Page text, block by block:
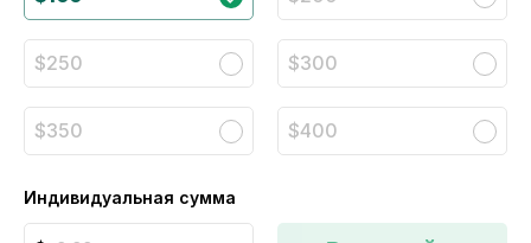
$250 $300
$350 $400
Индивидуальная сумма